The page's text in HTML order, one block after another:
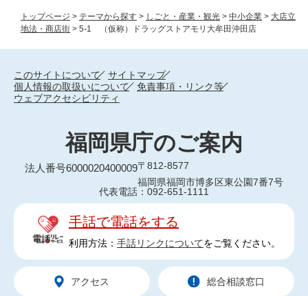
トップページ > テーマから探す > しごと・産業・観光 > 中小企業 > 大店立
地法・商店街 > 5-1 （仮称）ドラッグストアモリ大牟田沖田店
このサイトについて
サイトマップ
個人情報の取扱いについて
免責事項・リンク等
ウェブアクセシビリティ
福岡県庁のご案内
法人番号6000020400009〒812-8577
福岡県福岡市博多区東公園7番7号
代表電話：092-651-1111
手話で電話をする
利用方法： 手話リンクについてをご覧ください。
アクセス 総合相談窓口